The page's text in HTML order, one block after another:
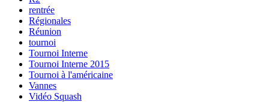
rentrée
Régionales
Réunion
tournoi
Tournoi Interne
Tournoi Interne 2015
Tournoi à l'américaine
Vannes
Vidéo Squash